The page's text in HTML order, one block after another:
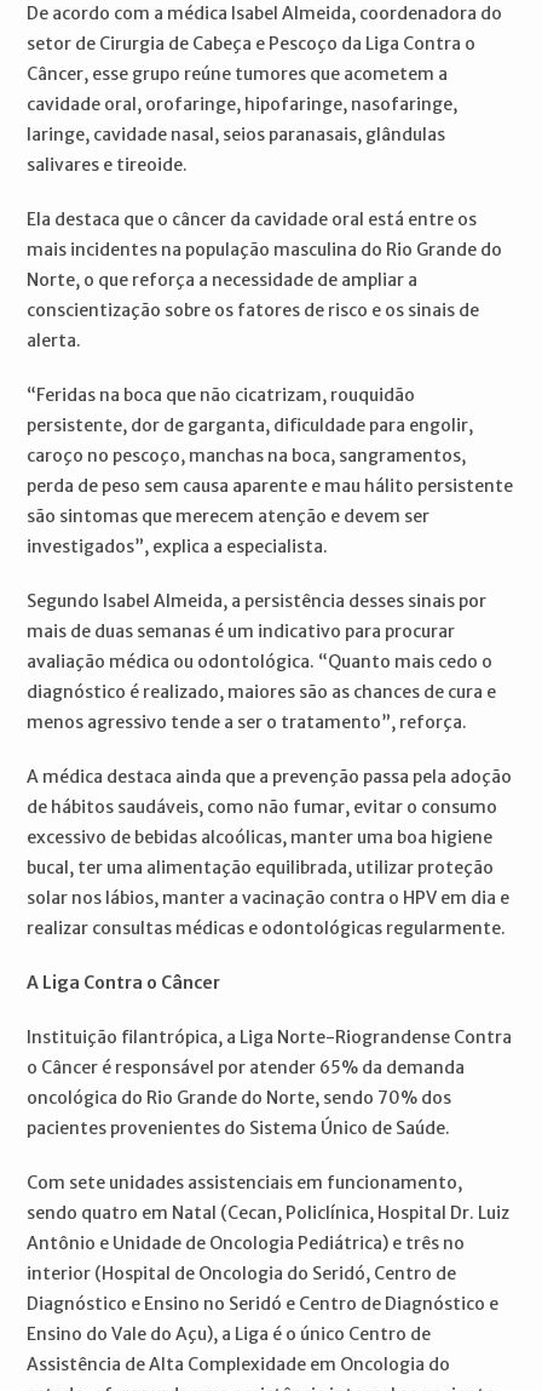
De acordo com a médica Isabel Almeida, coordenadora do
setor de Cirurgia de Cabeça e Pescoço da Liga Contra o
Câncer, esse grupo reúne tumores que acometem a
cavidade oral, orofaringe, hipofaringe, nasofaringe,
laringe, cavidade nasal, seios paranasais, glândulas
salivares e tireoide.
Ela destaca que o câncer da cavidade oral está entre os
mais incidentes na população masculina do Rio Grande do
Norte, o que reforça a necessidade de ampliar a
conscientização sobre os fatores de risco e os sinais de
alerta.
“Feridas na boca que não cicatrizam, rouquidão
persistente, dor de garganta, dificuldade para engolir,
caroço no pescoço, manchas na boca, sangramentos,
perda de peso sem causa aparente e mau hálito persistente
são sintomas que merecem atenção e devem ser
investigados”, explica a especialista.
Segundo Isabel Almeida, a persistência desses sinais por
mais de duas semanas é um indicativo para procurar
avaliação médica ou odontológica. “Quanto mais cedo o
diagnóstico é realizado, maiores são as chances de cura e
menos agressivo tende a ser o tratamento”, reforça.
A médica destaca ainda que a prevenção passa pela adoção
de hábitos saudáveis, como não fumar, evitar o consumo
excessivo de bebidas alcoólicas, manter uma boa higiene
bucal, ter uma alimentação equilibrada, utilizar proteção
solar nos lábios, manter a vacinação contra o HPV em dia e
realizar consultas médicas e odontológicas regularmente.
A Liga Contra o Câncer
Instituição filantrópica, a Liga Norte-Riograndense Contra
o Câncer é responsável por atender 65% da demanda
oncológica do Rio Grande do Norte, sendo 70% dos
pacientes provenientes do Sistema Único de Saúde.
Com sete unidades assistenciais em funcionamento,
sendo quatro em Natal (Cecan, Policlínica, Hospital Dr. Luiz
Antônio e Unidade de Oncologia Pediátrica) e três no
interior (Hospital de Oncologia do Seridó, Centro de
Diagnóstico e Ensino no Seridó e Centro de Diagnóstico e
Ensino do Vale do Açu), a Liga é o único Centro de
Assistência de Alta Complexidade em Oncologia do